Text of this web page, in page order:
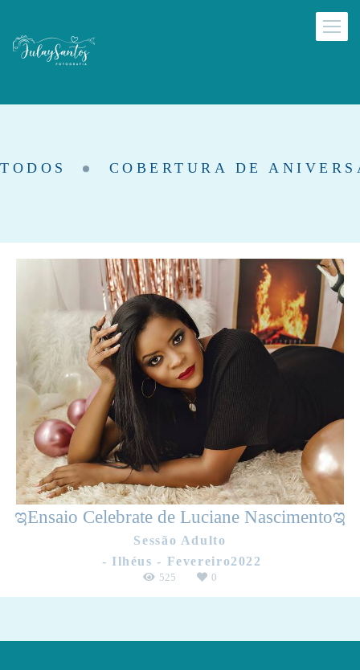
TODOS COBERTURA DE
ಇEnsaio Celebrate de Luciane Nascimentoಇ
Sessão Adulto
Ilhéus - Fevereiro2022
525 0